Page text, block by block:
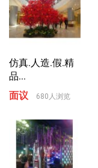
仿真.人造.假.精
品...
面议
680人浏览